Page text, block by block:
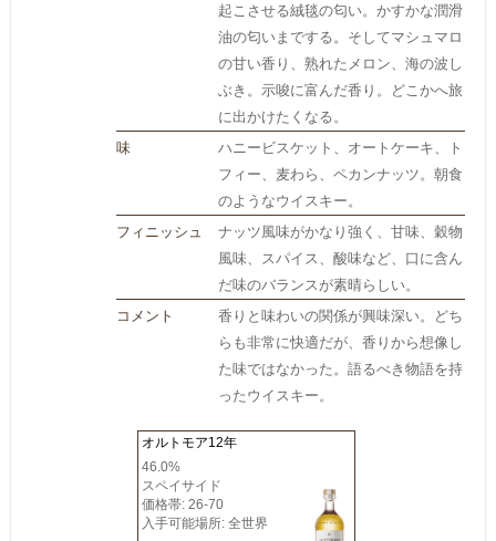
起こさせる絨毯の匂い。かすかな潤滑
油の匂いまでする。そしてマシュマロ
の甘い香り、熟れたメロン、海の波し
ぶき。示唆に富んだ香り。どこかへ旅
に出かけたくなる。
味
ハニービスケット、オートケーキ、ト
フィー、麦わら、ペカンナッツ。朝食
のようなウイスキー。
フィニッシュ
ナッツ風味がかなり強く、甘味、穀物
風味、スパイス、酸味など、口に含ん
だ味のバランスが素晴らしい。
コメント
香りと味わいの関係が興味深い。どち
らも非常に快適だが、香りから想像し
た味ではなかった。語るべき物語を持
ったウイスキー。
オルトモア12年
46.0%
スペイサイド
価格帯: 26-70
入手可能場所: 全世界